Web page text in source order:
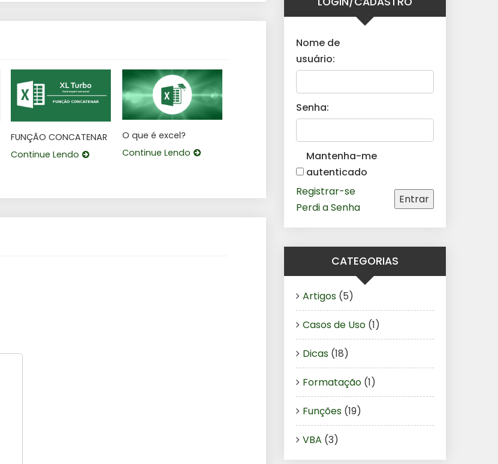
FUNÇÃO CONCATENAR
Continue Lendo
O que é excel?
Continue Lendo
Nome de
usuário:
Senha:
Mantenha-me
autenticado
Entrar
Registrar-se
Perdi a Senha
CATEGORIAS
Artigos (5)
Casos de Uso (1)
Dicas (18)
Formatação (1)
Funções (19)
VBA (3)